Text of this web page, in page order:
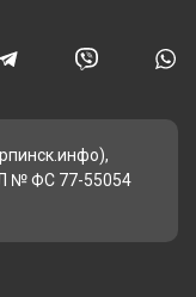
№ ФС 77-55054